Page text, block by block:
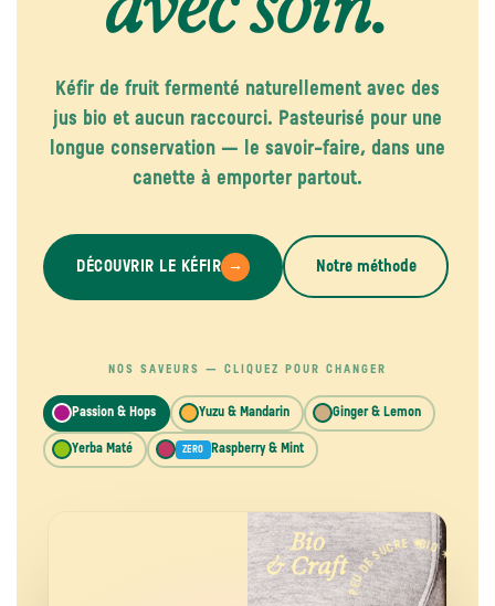
Kéfir de fruit fermenté naturellement avec des
jus bio et aucun raccourci. Pasteurisé pour une
longue conservation — le savoir-faire, dans une
canette à emporter partout.
DÉCOUVRIR LE KÉFIR → Notre méthode
NOS SAVEURS — CLIQUEZ POUR CHANGER
Passion & Hops Yuzu & Mandarin Ginger & Lemon
Yerba Maté ZERO Raspberry & Mint
PEU DE SUCRE ✷BIO ✷
Bio
& Craft